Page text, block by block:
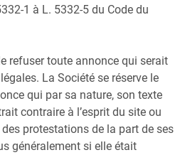
1 à L. 5332-5 du Code du
refuser toute annonce qui serait
La Société se réserve le
qui par sa nature, son texte
contraire à l’esprit du site ou
protestations de la part de ses
généralement si elle était